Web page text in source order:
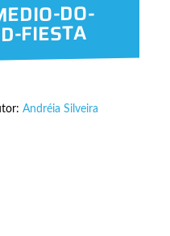
DO-
FIESTA
Andréia Silveira